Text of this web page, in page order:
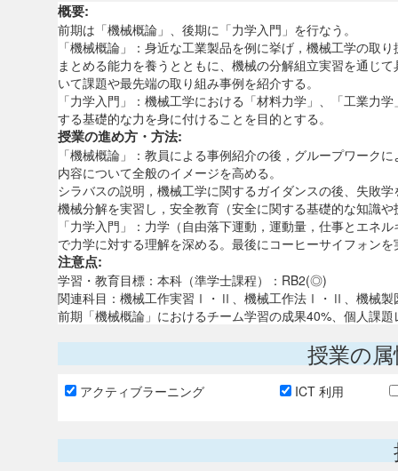
概要:
前期は「機械概論」、後期に「力学入門」を行なう。
「機械概論」：身近な工業製品を例に挙げ，機械工学の取
まとめる能力を養うとともに、機械の分解組立実習を通じ
いて課題や最先端の取り組み事例を紹介する。
「力学入門」：機械工学における「材料力学」、「工業力
する基礎的な力を身に付けることを目的とする。
授業の進め方・方法:
「機械概論」：教員による事例紹介の後，グループワーク
内容について全般のイメージを高める。
シラバスの説明，機械工学に関するガイダンスの後、失敗
機械分解を実習し，安全教育（安全に関する基礎的な知識
「力学入門」：力学（自由落下運動，運動量，仕事とエネ
で力学に対する理解を深める。最後にコーヒーサイフォン
注意点:
学習・教育目標：本科（準学士課程）：RB2(◎)
関連科目：機械工作実習Ⅰ・Ⅱ、機械工作法Ⅰ・Ⅱ、機械製
前期「機械概論」におけるチーム学習の成果40%、個人課
授業の
アクティブラーニング ICT 利用